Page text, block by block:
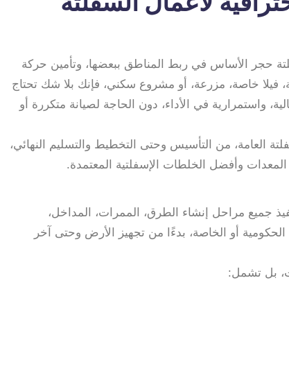
حجر الأساس في ربط المناطق ببعضها، وتأمين حركة
خاصة، مزرعة، أو مشروع سكني، فإنك بلا شك تحتاج
واستمرارية في الأداء، دون الحاجة لصيانة متكررة أو
العامة، من التأسيس وحتى التخطيط والتسليم النهائي،
وأفضل الخلطات الإسفلتية المعتمدة.
جميع مراحل إنشاء الطرق، الممرات، المداخل،
أو الخاصة، بدءًا من تجهيز الأرض وحتى آخر
بل تشمل: